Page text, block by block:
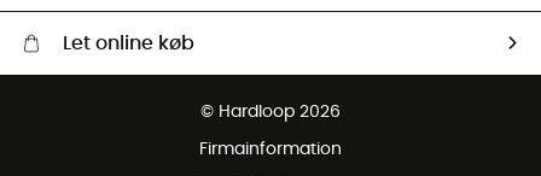
Let online køb
© Hardloop 2026
Firmainformation